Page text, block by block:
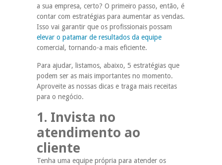
a sua empresa, certo? O primeiro passo, então, é
contar com estratégias para aumentar as vendas.
Isso vai garantir que os profissionais possam
elevar o patamar de resultados da equipe
comercial, tornando-a mais eficiente.
Para ajudar, listamos, abaixo, 5 estratégias que
podem ser as mais importantes no momento.
Aproveite as nossas dicas e traga mais receitas
para o negócio.
1. Invista no
atendimento ao
cliente
Tenha uma equipe própria para atender os